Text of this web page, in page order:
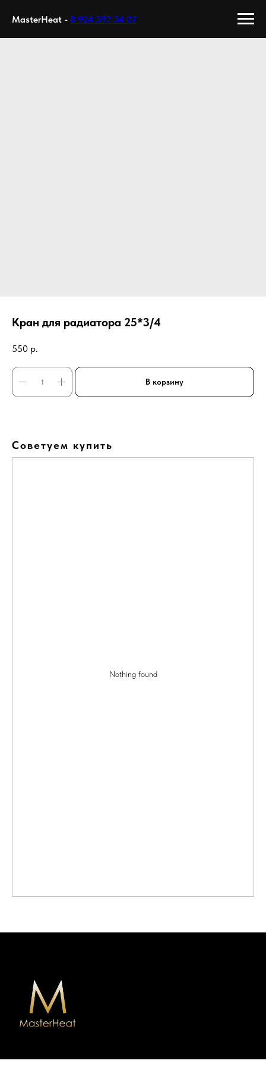
MasterHeat - 8 924 397 34 07
Кран для радиатора 25*3/4
550 р.
В корзину
Советуем купить
Nothing found